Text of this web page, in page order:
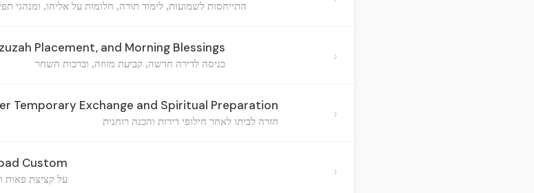
התייחסות לשמועות, לימוד תורה, חלומות על אליהו, ומנהגי
Placement, and Morning Blessings
כניסה לדירה חדשה, קביעת מזוזה, וברכות השחר ›
Temporary Exchange and Spiritual Preparation
חזרה לביתו לאחר חילופי דירות והכנה רוחנית ›
Custom
על קציצת פאות ›